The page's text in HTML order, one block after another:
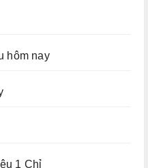
hôm nay
1 Chỉ